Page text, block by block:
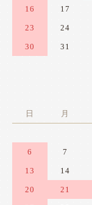
16 17
23 24
30 31
日 月
6 7
13 14
20 21